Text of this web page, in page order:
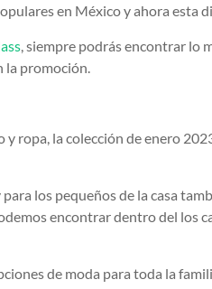
en México y ahora
, siempre podrás encontrar lo
la promoción.
ropa, la colección de enero
los pequeños de la casa
encontrar dentro del
de moda para toda la